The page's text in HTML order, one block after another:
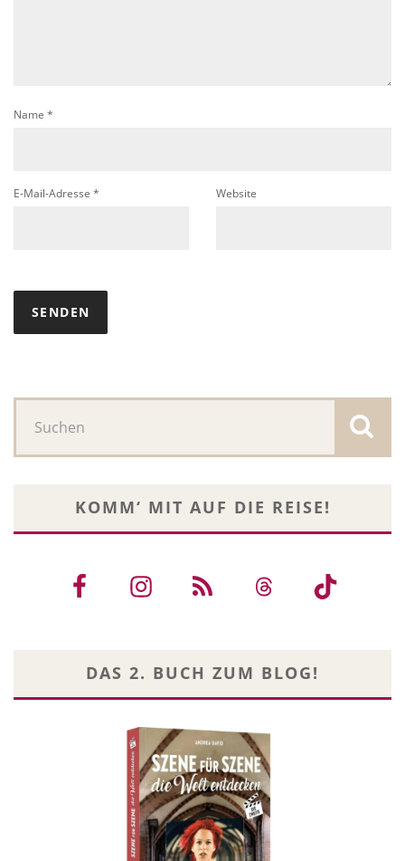
Name *
E-Mail-Adresse * Website
KOMM‘ MIT AUF DIE REISE!
DAS 2. BUCH ZUM BLOG!